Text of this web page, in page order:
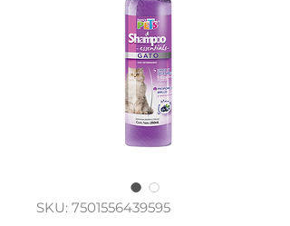
SKU: 7501556439595